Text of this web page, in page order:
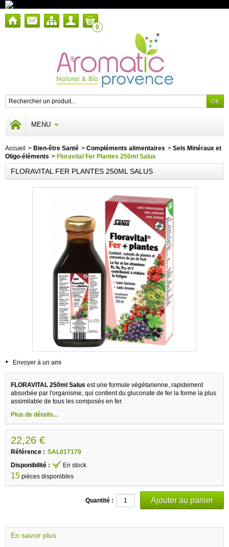
0
MENU
Accueil > Bien-être Santé > Compléments alimentaires > Sels Minéraux et
Oligo-éléments > Floravital Fer Plantes 250ml Salus
FLORAVITAL FER PLANTES 250ML SALUS
Envoyer à un ami
FLORAVITAL 250ml Salus est une formule végétarienne, rapidement
absorbée par l'organisme, qui contient du gluconate de fer la forme la plus
assimilable de tous les composés en fer.
Plus de détails...
22,26 €
Référence : SAL017179
Disponibilité :
En stock
15 pièces disponibles
Quantité :
En savoir plus